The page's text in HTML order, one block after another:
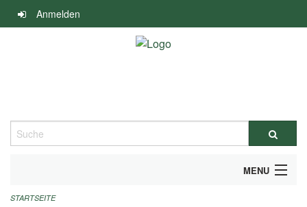
Navigation
überspringen
Anmelden
Suche
MENU
ALLGEMEINE INFORMATIONEN
STARTSEITE